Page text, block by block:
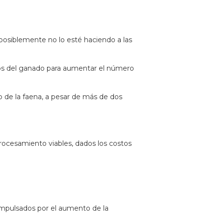
no lo esté haciendo a las
del ganado para aumentar el número
la faena, a pesar de más de dos
viables, dados los costos
​​por el aumento de la